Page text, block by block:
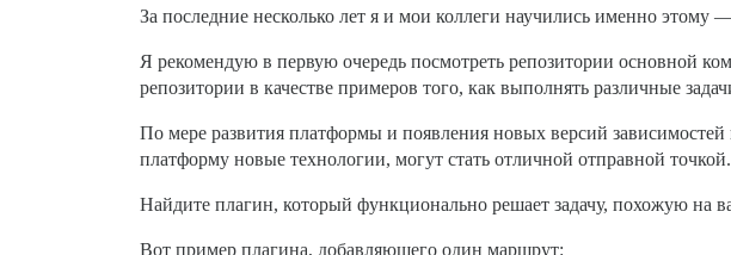
За последние несколько лет я и мои коллеги научились именно
Я рекомендую в первую очередь посмотреть репозитории основной
репозитории в качестве примеров того, как выполнять различные
По мере развития платформы и появления новых версий
платформу новые технологии, могут стать отличной отправной точкой.
Найдите плагин, который функционально решает задачу, похожую на
Вот пример плагина, добавляющего один маршрут: